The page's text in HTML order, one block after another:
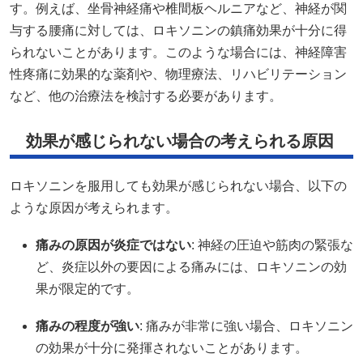
す。​例えば、坐骨神経痛や椎間板ヘルニアなど、神経が関
与する腰痛に対しては、ロキソニンの鎮痛効果が十分に得
られないことがあります。​このような場合には、神経障害
性疼痛に効果的な薬剤や、物理療法、リハビリテーション
など、他の治療法を検討する必要があります。
効果が感じられない場合の考えられる原因
ロキソニンを服用しても効果が感じられない場合、以下の
ような原因が考えられます。​
痛みの原因が炎症ではない: 神経の圧迫や筋肉の緊張な
ど、炎症以外の要因による痛みには、ロキソニンの効
果が限定的です。
痛みの程度が強い: 痛みが非常に強い場合、ロキソニン
の効果が十分に発揮されないことがあります。​